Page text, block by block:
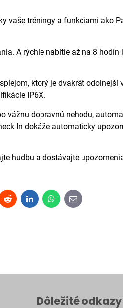
vaše tréningy a funkciami ako
A rýchle nabitie až na 8
ktorý je dvakrát odolnejší
IP6X.
vážnu dopravnú nehodu,
In dokáže automaticky
hudbu a dostávajte
RedditLinkedInWhatsApp
E-
mail
Dôležité odkazy